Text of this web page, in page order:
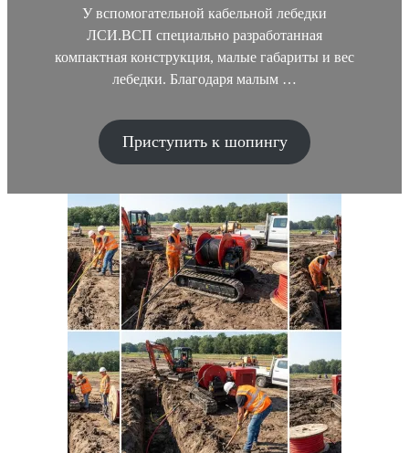
У вспомогательной кабельной лебедки
ЛСИ.ВСП специально разработанная
компактная конструкция, малые габариты и вес
лебедки. Благодаря малым …
Приступить к шопингу